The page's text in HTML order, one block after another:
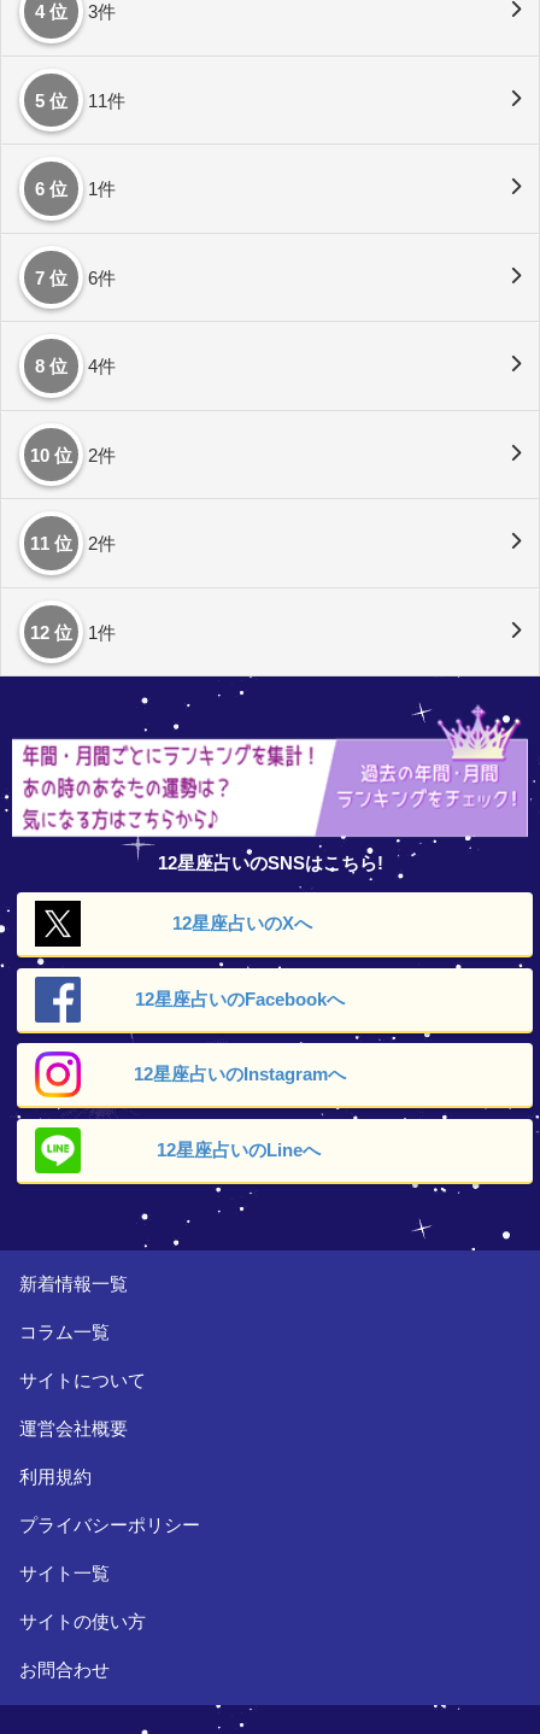
4 位 3件
5 位 11件
6 位 1件
7 位 6件
8 位 4件
10 位 2件
11 位 2件
12 位 1件
12星座占いのSNSはこちら!
12星座占いのXへ
12星座占いのFacebookへ
12星座占いのInstagramへ
12星座占いのLineへ
新着情報一覧
コラム一覧
サイトについて
運営会社概要
利用規約
プライバシーポリシー
サイト一覧
サイトの使い方
お問合わせ